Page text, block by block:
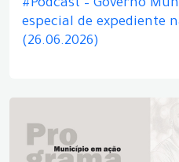
#Podcast – Governo
especial de expediente
(26.06.2026)